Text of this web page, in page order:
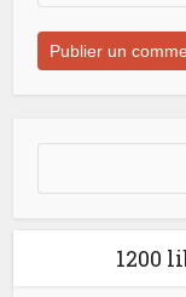
1200